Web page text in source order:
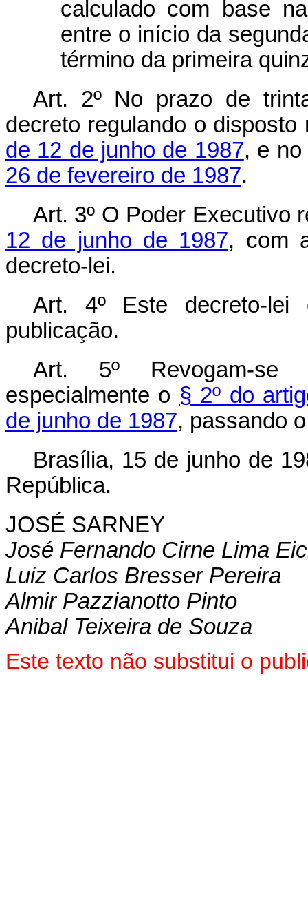
calculado com base
entre o início da
término da primeira
Art. 2º No prazo de
decreto regulando o
de 12 de junho de 1987, e no
26 de fevereiro de 1987.
Art. 3º O Poder Executivo
12 de junho de 1987, com
decreto-lei.
Art. 4º Este decreto-
publicação.
Art. 5º Revogam-se
especialmente o § 2º do
de junho de 1987, passando
Brasília, 15 de junho de
República.
JOSÉ SARNEY
José Fernando Cirne Lima
Luiz Carlos Bresser Pereira
Almir Pazzianotto Pinto
Anibal Teixeira de Souza
Este texto não substitui o